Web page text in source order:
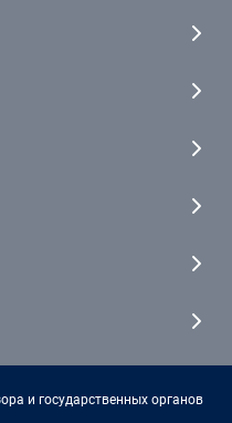
и государственных органов